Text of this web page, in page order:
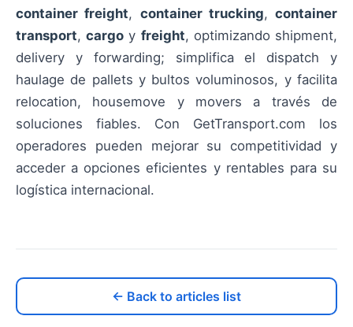
container freight, container trucking, container
transport,cargo y freight, optimizando shipment,
delivery y forwarding; simplifica el dispatch y
haulage de pallets y bultos voluminosos, y facilita
relocation, housemove y movers a través de
soluciones fiables. Con GetTransport.com los
operadores pueden mejorar su competitividad y
acceder a opciones eficientes y rentables para su
logística internacional.
← Back to articles list